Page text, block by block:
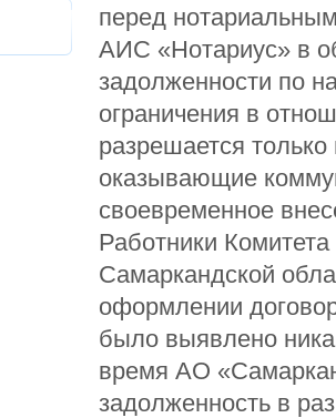
перед
АИС «Нотариус» в
задолженности по
ограничения в
разрешается
оказывающие
своевременное
Работники
Самаркандской
оформлении
было выявлено
время АО
задолженность в